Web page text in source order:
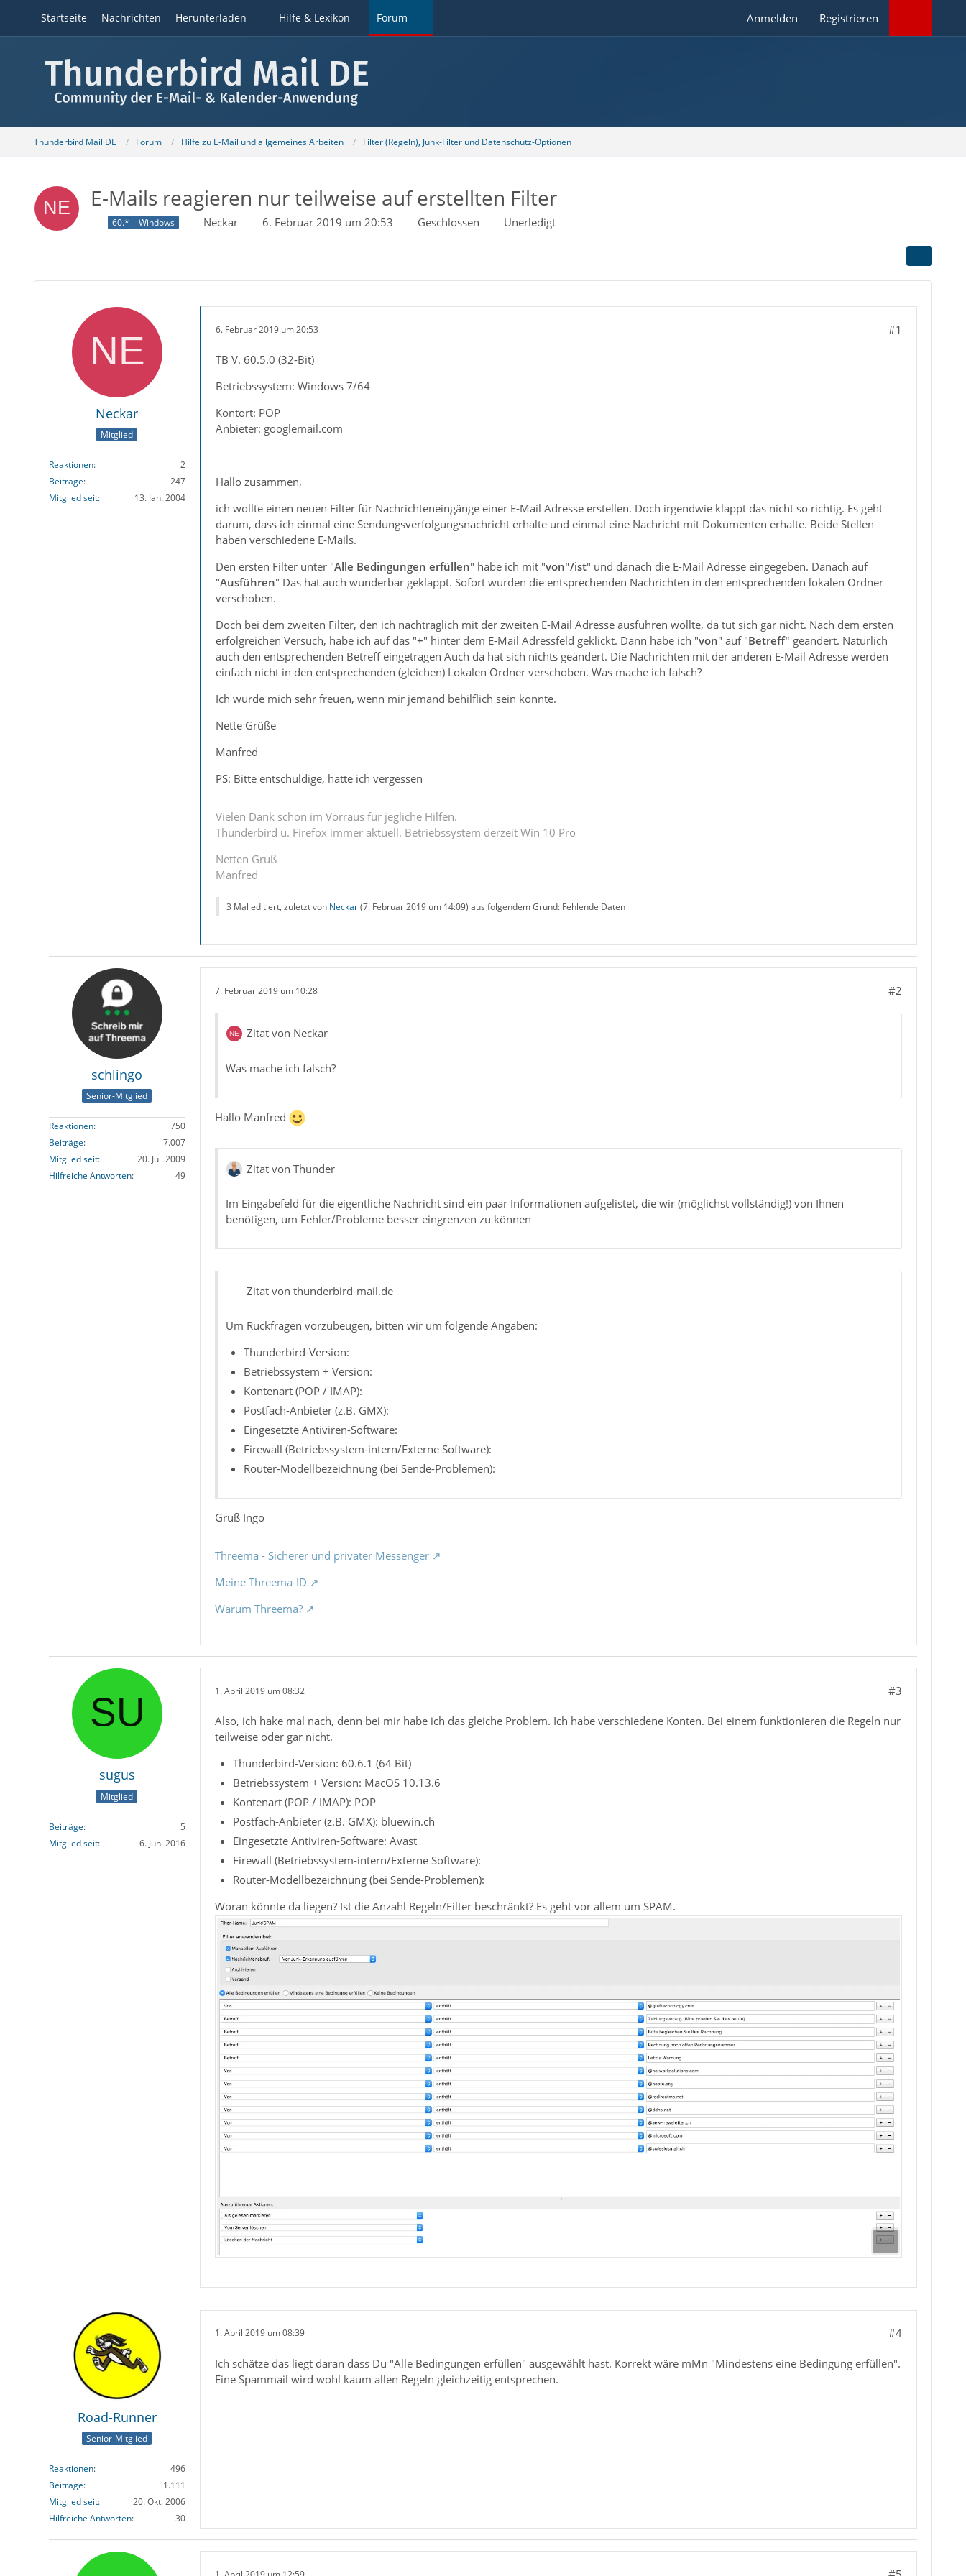
Startseite Nachrichten Herunterladen Hilfe & Lexikon Forum Anmelden Registrieren
Thunderbird Mail DE Forum Hilfe zu E-Mail und allgemeines Arbeiten Filter (Regeln), Junk-Filter und Datenschutz-Optionen
E-Mails reagieren nur teilweise auf erstellten Filter
60.* Windows Neckar 6. Februar 2019 um 20:53 Geschlossen Unerledigt
Neckar
Mitglied
Reaktionen
2
Beiträge
247
Mitglied seit
13. Jan. 2004
6. Februar 2019 um 20:53 #1
TB V. 60.5.0 (32-Bit)
Betriebssystem: Windows 7/64
Kontort: POP
Anbieter: googlemail.com
Hallo zusammen,
ich wollte einen neuen Filter für Nachrichteneingänge einer E-Mail Adresse erstellen. Doch irgendwie klappt das nicht so richtig. Es geht
darum, dass ich einmal eine Sendungsverfolgungsnachricht erhalte und einmal eine Nachricht mit Dokumenten erhalte. Beide Stellen
haben verschiedene E-Mails.
Den ersten Filter unter "Alle Bedingungen erfüllen" habe ich mit "von"/ist" und danach die E-Mail Adresse eingegeben. Danach auf
"Ausführen" Das hat auch wunderbar geklappt. Sofort wurden die entsprechenden Nachrichten in den entsprechenden lokalen Ordner
verschoben.
Doch bei dem zweiten Filter, den ich nachträglich mit der zweiten E-Mail Adresse ausführen wollte, da tut sich gar nicht. Nach dem ersten
erfolgreichen Versuch, habe ich auf das "+" hinter dem E-Mail Adressfeld geklickt. Dann habe ich "von" auf "Betreff" geändert. Natürlich
auch den entsprechenden Betreff eingetragen Auch da hat sich nichts geändert. Die Nachrichten mit der anderen E-Mail Adresse werden
einfach nicht in den entsprechenden (gleichen) Lokalen Ordner verschoben. Was mache ich falsch?
Ich würde mich sehr freuen, wenn mir jemand behilflich sein könnte.
Nette Grüße
Manfred
PS: Bitte entschuldige, hatte ich vergessen
Vielen Dank schon im Vorraus für jegliche Hilfen.
Thunderbird u. Firefox immer aktuell. Betriebssystem derzeit Win 10 Pro
Netten Gruß
Manfred
3 Mal editiert, zuletzt von Neckar(7. Februar 2019 um 14:09) aus folgendem Grund: Fehlende Daten
schlingo
Senior-Mitglied
Reaktionen
750
Beiträge
7.007
Mitglied seit
20. Jul. 2009
Hilfreiche Antworten
49
7. Februar 2019 um 10:28 #2
Zitat von Neckar
Was mache ich falsch?
Hallo Manfred
Zitat von Thunder
Im Eingabefeld für die eigentliche Nachricht sind ein paar Informationen aufgelistet, die wir (möglichst vollständig!) von Ihnen
benötigen, um Fehler/Probleme besser eingrenzen zu können
Zitat von thunderbird-mail.de
Um Rückfragen vorzubeugen, bitten wir um folgende Angaben:
Thunderbird-Version:
Betriebssystem + Version:
Kontenart (POP / IMAP):
Postfach-Anbieter (z.B. GMX):
Eingesetzte Antiviren-Software:
Firewall (Betriebssystem-intern/Externe Software):
Router-Modellbezeichnung (bei Sende-Problemen):
Gruß Ingo
Threema - Sicherer und privater Messenger
Meine Threema-ID
Warum Threema?
sugus
Mitglied
Beiträge
5
Mitglied seit
6. Jun. 2016
1. April 2019 um 08:32 #3
Also, ich hake mal nach, denn bei mir habe ich das gleiche Problem. Ich habe verschiedene Konten. Bei einem funktionieren die Regeln nur
teilweise oder gar nicht.
Thunderbird-Version: 60.6.1 (64 Bit)
Betriebssystem + Version: MacOS 10.13.6
Kontenart (POP / IMAP): POP
Postfach-Anbieter (z.B. GMX): bluewin.ch
Eingesetzte Antiviren-Software: Avast
Firewall (Betriebssystem-intern/Externe Software):
Router-Modellbezeichnung (bei Sende-Problemen):
Woran könnte da liegen? Ist die Anzahl Regeln/Filter beschränkt? Es geht vor allem um SPAM.
Road-Runner
Senior-Mitglied
Reaktionen
496
Beiträge
1.111
Mitglied seit
20. Okt. 2006
Hilfreiche Antworten
30
1. April 2019 um 08:39 #4
Ich schätze das liegt daran dass Du "Alle Bedingungen erfüllen" ausgewählt hast. Korrekt wäre mMn "Mindestens eine Bedingung erfüllen".
Eine Spammail wird wohl kaum allen Regeln gleichzeitig entsprechen.